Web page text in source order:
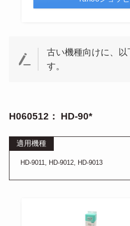
古い機種向けに、以
す。
H060512： HD-90*
適用機種
HD-9011, HD-9012, HD-9013